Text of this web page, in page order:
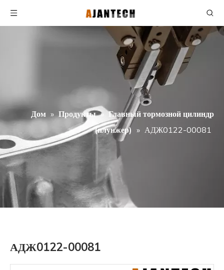
Дом » Продукты » Главный тормозной цилиндр
(плунжер) » АДЖ0122-00081
АДЖ0122-00081